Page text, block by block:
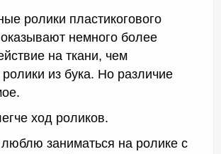
ролики пластикогового
немного более
на ткани, чем
из бука. Но различие
ход роликов.
заниматься на ролике с